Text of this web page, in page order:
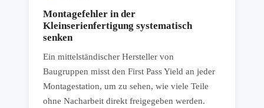
Montagefehler in der
Kleinserienfertigung systematisch
senken
Ein mittelständischer Hersteller von
Baugruppen misst den First Pass Yield an jeder
Montagestation, um zu sehen, wie viele Teile
ohne Nacharbeit direkt freigegeben werden.